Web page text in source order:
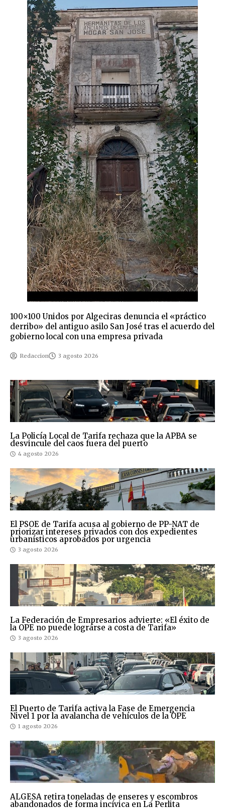
100×100 Unidos por Algeciras denuncia el «práctico
derribo» del antiguo asilo San José tras el acuerdo del
gobierno local con una empresa privada
Redaccion 3 agosto 2026
La Policía Local de Tarifa rechaza que la APBA se
desvincule del caos fuera del puerto
4 agosto 2026
El PSOE de Tarifa acusa al gobierno de PP-NAT de
priorizar intereses privados con dos expedientes
urbanísticos aprobados por urgencia
3 agosto 2026
La Federación de Empresarios advierte: «El éxito de
la OPE no puede lograrse a costa de Tarifa»
3 agosto 2026
El Puerto de Tarifa activa la Fase de Emergencia
Nivel 1 por la avalancha de vehículos de la OPE
1 agosto 2026
ALGESA retira toneladas de enseres y escombros
abandonados de forma incívica en La Perlita